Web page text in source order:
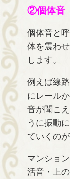
②個体音
個体音と
体を震わ
します。
例えば線
にレール
音が聞こ
うに振動
ていくの
マンショ
活音・上